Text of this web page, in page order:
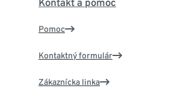
Kontakt a pomoc
Pomoc
Kontaktný formulár
Zákaznícka linka